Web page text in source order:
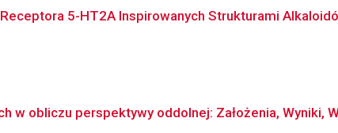
5-HT2A Inspirowanych Strukturami
w obliczu perspektywy oddolnej: Założenia, Wyniki,